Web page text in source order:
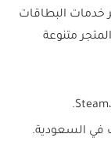
خدمات البطاقات
متنوعة
في السعودية.